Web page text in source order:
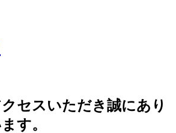
セスいただき誠にあり
す。